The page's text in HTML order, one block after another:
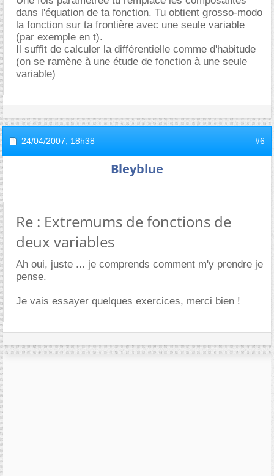
dans l'équation de ta fonction. Tu obtient grosso-modo
la fonction sur ta frontière avec une seule variable
(par exemple en t).
Il suffit de calculer la différentielle comme d'habitude
(on se ramène à une étude de fonction à une seule
variable)
24/04/2007, 18h38 #6
Bleyblue
Re : Extremums de fonctions de
deux variables
Ah oui, juste ... je comprends comment m'y prendre je
pense.
Je vais essayer quelques exercices, merci bien !